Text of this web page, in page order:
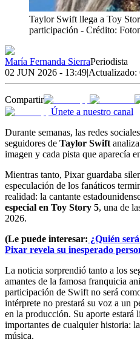
Taylor Swift llega a Toy
participación - Crédito:
María Fernanda SierraPeriodista
02 JUN 2026 - 13:49|Actualizado:
Compartir
Únete a nuestro canal
Durante semanas, las redes
seguidores de Taylor Swift
imagen y cada pista que aparecía
Mientras tanto, Pixar guardaba
especulación de los fanáticos
realidad: la cantante
especial en Toy Story 5, una de
2026.
(Le puede interesar: ¿Quién
Pixar revela su inesperado
La noticia sorprendió tanto a los
amantes de la famosa franquicia
participación de Swift no será
intérprete no prestará su voz a un
en la producción. Su aporte estará
importantes de cualquier historia:
música.